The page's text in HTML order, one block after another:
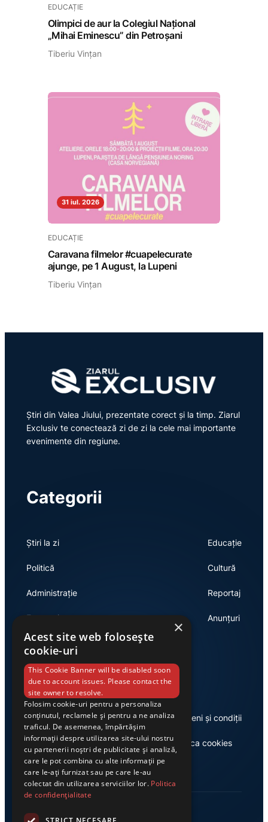
EDUCAȚIE
Olimpici de aur la Colegiul Național
„Mihai Eminescu” din Petroșani
Tiberiu Vințan
31 iul. 2026
EDUCAȚIE
Caravana filmelor #cuapelecurate
ajunge, pe 1 August, la Lupeni
Tiberiu Vințan
Știri din Valea Jiului, prezentate corect și la timp. Ziarul
Exclusiv te conectează zi de zi la cele mai importante
evenimente din regiune.
Categorii
Știri la zi
Politică
Administrație
Economie
Educație
Cultură
Reportaj
Anunțuri
Link-uri utile
Despre noi
Casa de editură Exclusiv
Termeni și condiții
Politica cookies
×
Acest site web folosește
cookie-uri
This Cookie Banner will be disabled soon
due to account issues. Please contact the
site owner to resolve.
Folosim cookie-uri pentru a personaliza
conținutul, reclamele și pentru a ne analiza
traficul. De asemenea, împărtășim
informații despre utilizarea site-ului nostru
cu partenerii noștri de publicitate și analiză,
care le pot combina cu alte informații pe
care le-ați furnizat sau pe care le-au
colectat din utilizarea serviciilor lor. Politica
de confidențialitate